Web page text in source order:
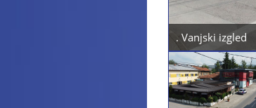
. Vanjski izgled